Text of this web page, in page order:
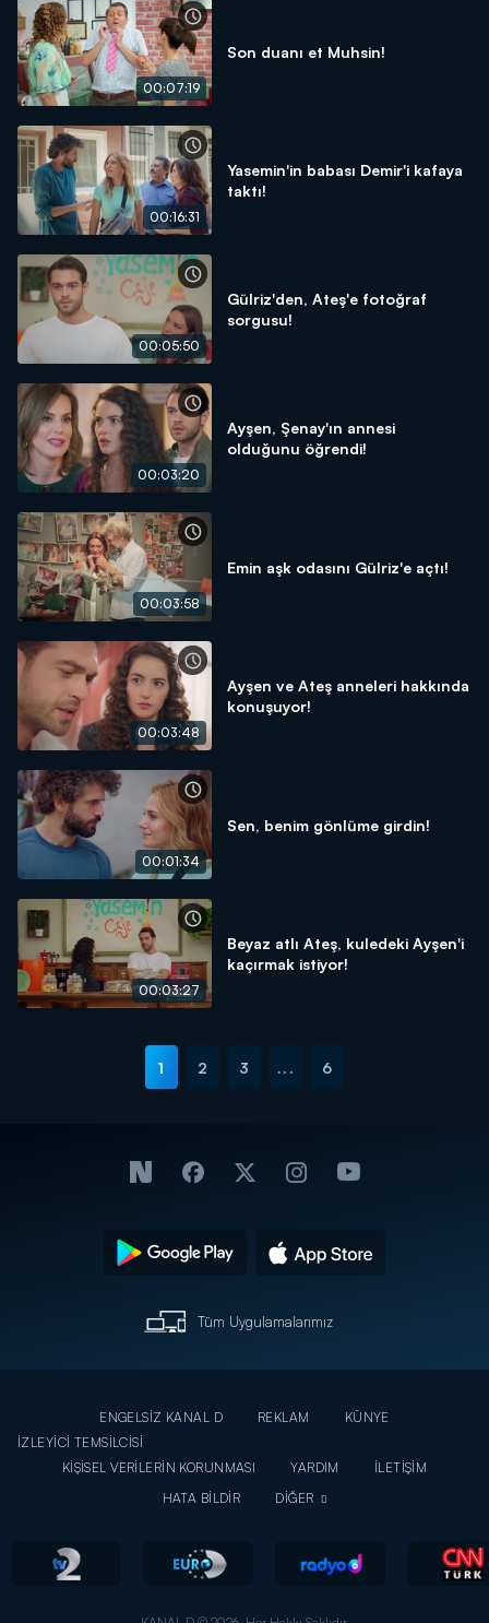
00:07:19
Son duanı et Muhsin!
00:16:31
Yasemin'in babası Demir'i kafaya
taktı!
00:05:50
Gülriz'den, Ateş'e fotoğraf
sorgusu!
00:03:20
Ayşen, Şenay'ın annesi
olduğunu öğrendi!
00:03:58
Emin aşk odasını Gülriz'e açtı!
00:03:48
Ayşen ve Ateş anneleri hakkında
konuşuyor!
00:01:34
Sen, benim gönlüme girdin!
00:03:27
Beyaz atlı Ateş, kuledeki Ayşen'i
kaçırmak istiyor!
1 2 3 ... 6
Tüm Uygulamalarımız
ENGELSİZ KANAL D REKLAM
KÜNYE
İZLEYİCİ TEMSİLCİSİ
KİŞİSEL VERİLERİN KORUNMASI
YARDIM
İLETİŞİM
HATA BİLDİR
DİĞER